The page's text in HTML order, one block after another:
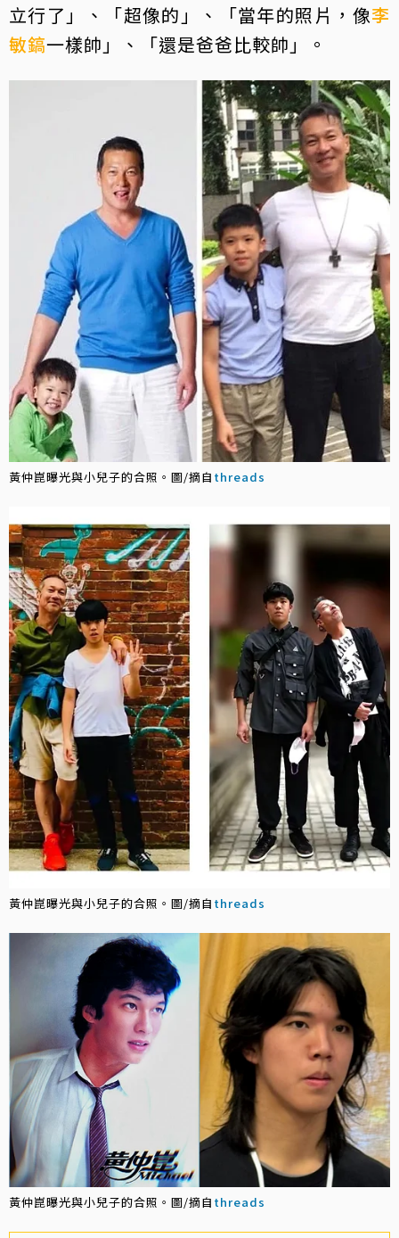
立行了」、「超像的」、「當年的照片，像李
敏鎬一樣帥」、「還是爸爸比較帥」。
黃仲崑曝光與小兒子的合照。圖/摘自 threads
黃仲崑曝光與小兒子的合照。圖/摘自 threads
黃仲崑曝光與小兒子的合照。圖/摘自 threads